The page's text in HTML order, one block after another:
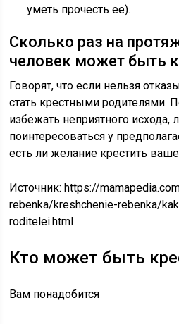
уметь прочесть ее).
Сколько раз на
человек может быть
Говорят, что если нельзя
стать крестными родителями.
избежать неприятного исхода,
поинтересоваться у
есть ли желание крестить
Источник:https://
rebenka/kreshchenie-rebenka/
roditelei.html
Кто может быть
Вам понадобится